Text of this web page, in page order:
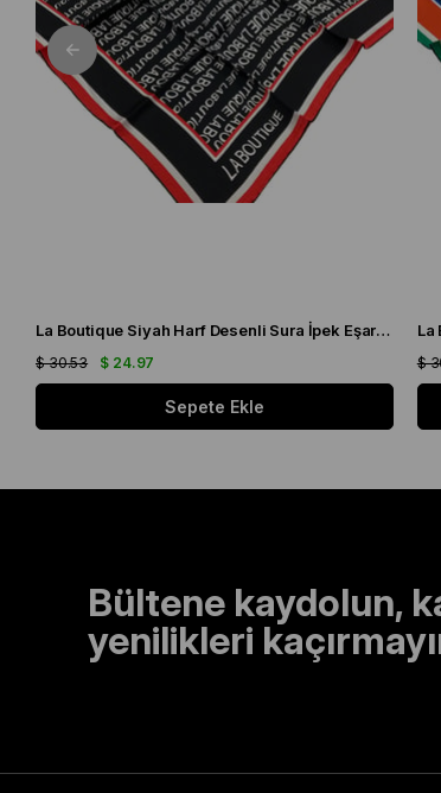
La Boutique Siyah Harf Desenli Sura İpek Eşarp 1631 - 01
$ 24.97
$ 30.53
Sepete Ekle
$
Bültene kaydolun,
yenilikleri